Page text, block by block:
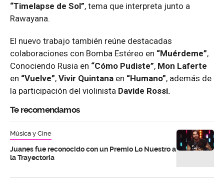
“Timelapse de Sol”, tema que interpreta junto a
Rawayana.
El nuevo trabajo también reúne destacadas
colaboraciones con Bomba Estéreo en “Muérdeme”,
Conociendo Rusia en “Cómo Pudiste”, Mon Laferte
en “Vuelve”, Vivir Quintana en “Humano”, además de
la participación del violinista Davide Rossi.
Te recomendamos
Música y Cine
Juanes fue reconocido con un Premio Lo Nuestro a
la Trayectoria